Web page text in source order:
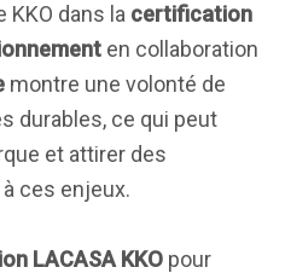
KKO dans la certification
en collaboration
montre une volonté de
durables, ce qui peut
et attirer des
ces enjeux.
LACASA KKO pour